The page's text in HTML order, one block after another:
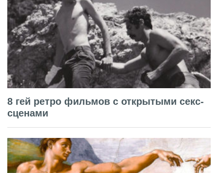
8 гей ретро фильмов с открытыми секс-
сценами